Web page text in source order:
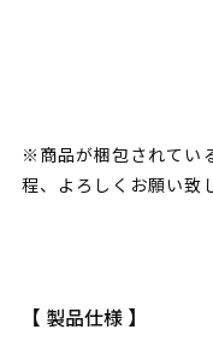
※商品が梱包されてい
程、よろしくお願い致
【 製品仕様 】